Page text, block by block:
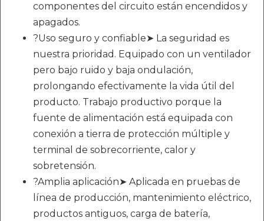
componentes del circuito están encendidos y
apagados.
?Uso seguro y confiable➤ La seguridad es
nuestra prioridad. Equipado con un ventilador
pero bajo ruido y baja ondulación,
prolongando efectivamente la vida útil del
producto. Trabajo productivo porque la
fuente de alimentación está equipada con
conexión a tierra de protección múltiple y
terminal de sobrecorriente, calor y
sobretensión.
?Amplia aplicación➤ Aplicada en pruebas de
línea de producción, mantenimiento eléctrico,
productos antiguos, carga de batería,